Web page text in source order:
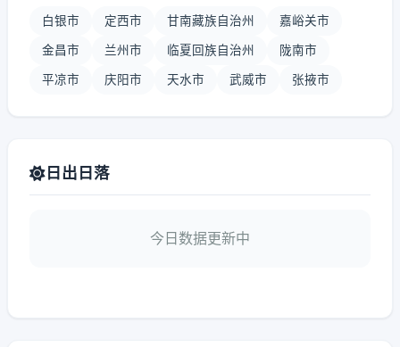
白银市 定西市 甘南藏族自治州 嘉峪关市
金昌市 兰州市 临夏回族自治州 陇南市
平凉市 庆阳市 天水市 武威市 张掖市
日出日落
今日数据更新中